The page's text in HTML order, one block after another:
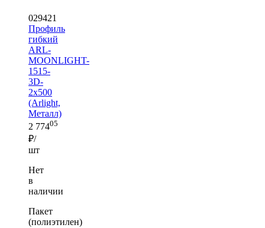
029421
Профиль
гибкий
ARL-
MOONLIGHT-
1515-
3D-
2x500
(Arlight,
Металл)
2 77405
₽/
шт
Нет
в
наличии
Пакет
(полиэтилен)